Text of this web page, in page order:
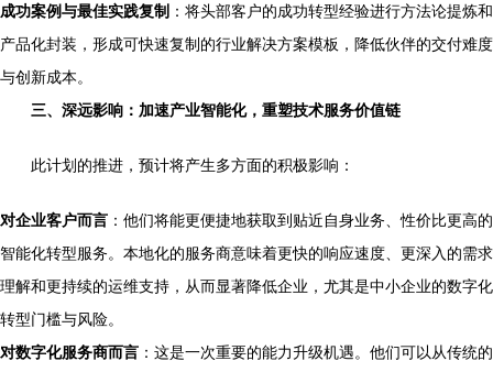
成功案例与最佳实践复制 ：将头部客户的成功转型经验进行方法论提炼和
产品化封装，形成可快速复制的行业解决方案模板，降低伙伴的交付难度
与创新成本。
三、深远影响：加速产业智能化，重塑技术服务价值链
此计划的推进，预计将产生多方面的积极影响：
对企业客户而言 ：他们将能更便捷地获取到贴近自身业务、性价比更高的
智能化转型服务。本地化的服务商意味着更快的响应速度、更深入的需求
理解和更持续的运维支持，从而显著降低企业，尤其是中小企业的数字化
转型门槛与风险。
对数字化服务商而言 ：这是一次重要的能力升级机遇。他们可以从传统的